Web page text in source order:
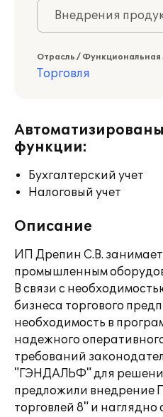
Внедрения
Отрасль / Функциональная
Торговля
функции:
Бухгалтерский учет
Налоговый учет
Описание
ИП Дрепин С.В.
промышленным
В связи с
бизнеса торгового
необходимость в
надежного
требований
"ГЭНДАЛЬФ" для
предложили внедрение
торговлей 8" и наглядно